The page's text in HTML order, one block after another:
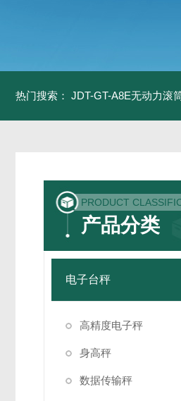
热门搜索： JDT-GT-A8E无动力滚
PRODUCT
产品分类
电子台秤
高精度电子秤
身高秤
数据传输秤